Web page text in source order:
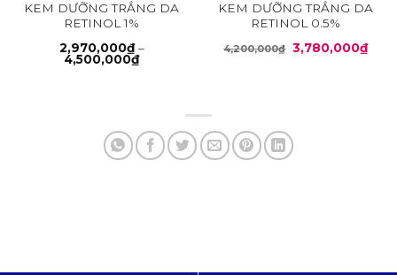
KEM DƯỠNG TRẮNG DA
RETINOL 1%
2,970,000₫ –
4,500,000₫Khoảng
giá:
4,500,000₫
KEM DƯỠNG TRẮNG DA
RETINOL 0.5%
4,200,000₫ Giá
gốc
3,780,000₫Giá
hiện